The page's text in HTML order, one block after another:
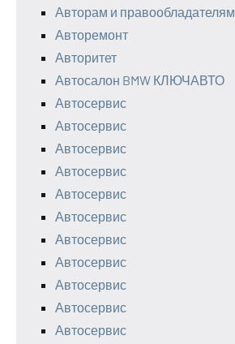
Авторам и правообладателям
Авторемонт
Авторитет
Автосалон BMW КЛЮЧАВТО
Автосервис
Автосервис
Автосервис
Автосервис
Автосервис
Автосервис
Автосервис
Автосервис
Автосервис
Автосервис
Автосервис